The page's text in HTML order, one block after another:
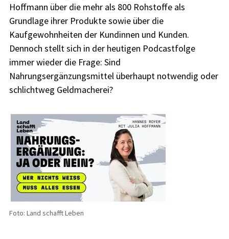
Hoffmann über die mehr als 800 Rohstoffe als
Grundlage ihrer Produkte sowie über die
Kaufgewohnheiten der Kundinnen und Kunden.
Dennoch stellt sich in der heutigen Podcastfolge
immer wieder die Frage: Sind
Nahrungsergänzungsmittel überhaupt notwendig oder
schlichtweg Geldmacherei?
Foto: Land schafft Leben